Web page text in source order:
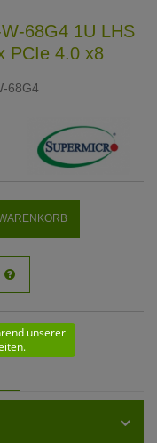
68G4 1U LHS
PCIe 4.0 x8
68G4
unserer